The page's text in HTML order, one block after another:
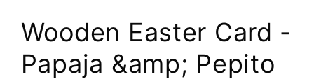
Wooden Easter Card -
Papaja &amp; Pepito